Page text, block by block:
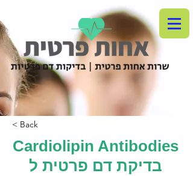
< Back
Cardiolipin Antibodies
בדיקת דם פרטית ל